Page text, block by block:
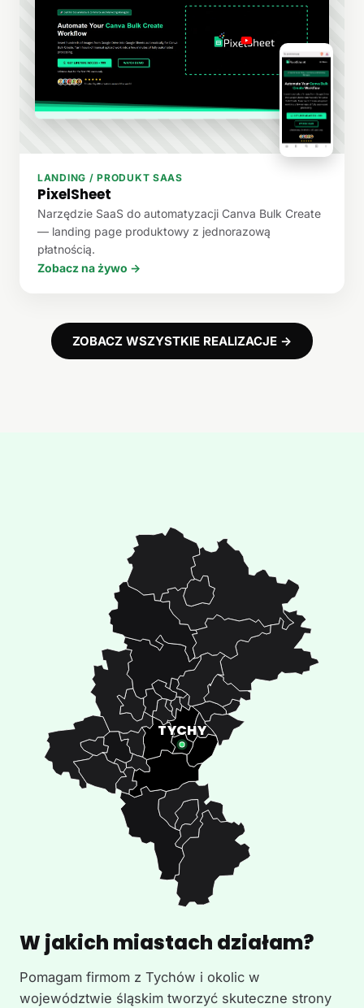
LANDING / PRODUKT SAAS
PixelSheet
Narzędzie SaaS do automatyzacji Canva Bulk Create
— landing page produktowy z jednorazową
płatnością.
Zobacz na żywo →
ZOBACZ WSZYSTKIE REALIZACJE →
W jakich miastach działam?
Pomagam firmom z Tychów i okolic w
województwie śląskim tworzyć skuteczne strony